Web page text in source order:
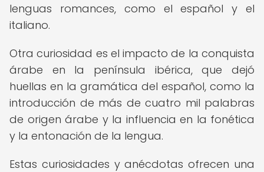
lenguas romances, como el español y el
italiano.
Otra curiosidad es el impacto de la conquista
árabe en la península ibérica, que dejó
huellas en la gramática del español, como la
introducción de más de cuatro mil palabras
de origen árabe y la influencia en la fonética
y la entonación de la lengua.
Estas curiosidades y anécdotas ofrecen una